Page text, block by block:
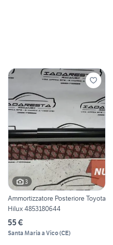
3
Ammortizzatore Posteriore Toyota
Hilux 4853180644
55 €
Santa Maria a Vico(CE)